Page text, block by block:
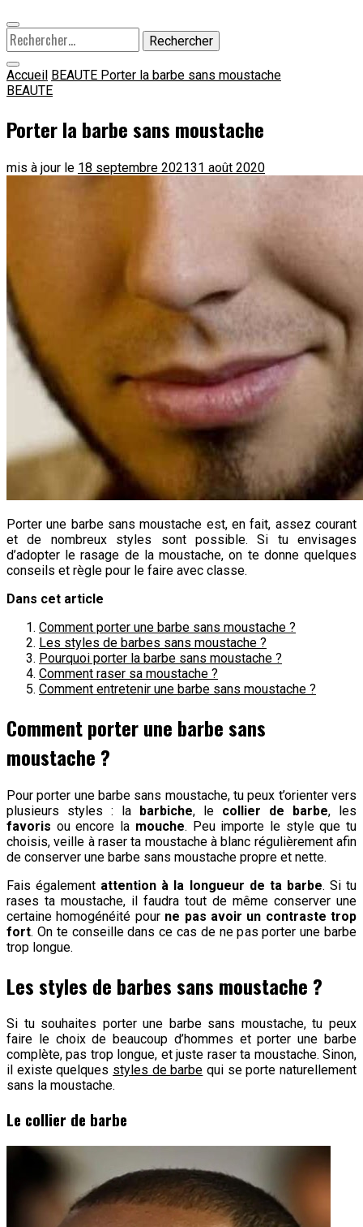
Rechercher :
Accueil BEAUTE Porter la barbe sans moustache
BEAUTE
Porter la barbe sans moustache
mis à jour le 18 septembre 202131 août 2020
Porter une barbe sans moustache est, en fait, assez courant
et de nombreux styles sont possible. Si tu envisages
d’adopter le rasage de la moustache, on te donne quelques
conseils et règle pour le faire avec classe.
Dans cet article
Comment porter une barbe sans moustache ?
Les styles de barbes sans moustache ?
Pourquoi porter la barbe sans moustache ?
Comment raser sa moustache ?
Comment entretenir une barbe sans moustache ?
Comment porter une barbe sans
moustache ?
Pour porter une barbe sans moustache, tu peux t’orienter vers
plusieurs styles : la barbiche, le collier de barbe, les
favoris ou encore la mouche. Peu importe le style que tu
choisis, veille à raser ta moustache à blanc régulièrement afin
de conserver une barbe sans moustache propre et nette.
Fais également attention à la longueur de ta barbe. Si tu
rases ta moustache, il faudra tout de même conserver une
certaine homogénéité pour ne pas avoir un contraste trop
fort. On te conseille dans ce cas de ne pas porter une barbe
trop longue.
Les styles de barbes sans moustache ?
Si tu souhaites porter une barbe sans moustache, tu peux
faire le choix de beaucoup d’hommes et porter une barbe
complète, pas trop longue, et juste raser ta moustache. Sinon,
il existe quelques styles de barbe qui se porte naturellement
sans la moustache.
Le collier de barbe